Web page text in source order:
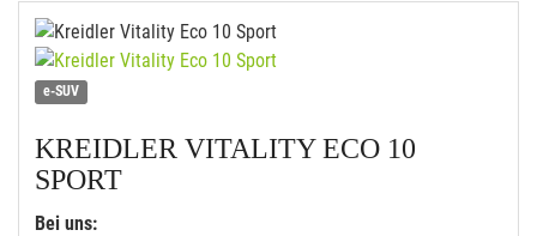
e-SUV
KREIDLER VITALITY ECO 10
SPORT
Bei uns: